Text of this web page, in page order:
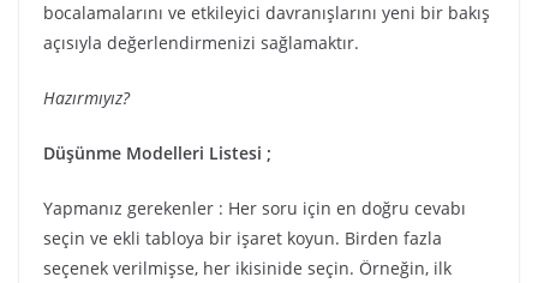
bocalamalarını ve etkileyici davranışlarını yeni bir bakış
açısıyla değerlendirmenizi sağlamaktır.
Hazırmıyız?
Düşünme Modelleri Listesi ;
Yapmanız gerekenler : Her soru için en doğru cevabı
seçin ve ekli tabloya bir işaret koyun. Birden fazla
seçenek verilmişse, her ikisinide seçin. Örneğin, ilk